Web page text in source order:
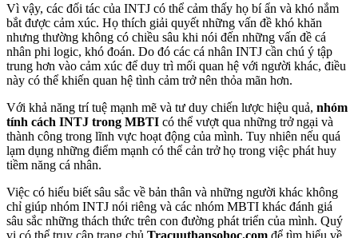
Vì vậy, các đối tác của INTJ có thể cảm thấy họ bí ẩn và khó nắm
bắt được cảm xúc. Họ thích giải quyết những vấn đề khó khăn
nhưng thường không có chiều sâu khi nói đến những vấn đề cá
nhân phi logic, khó đoán. Do đó các cá nhân INTJ cần chú ý tập
trung hơn vào cảm xúc để duy trì mối quan hệ với người khác, điều
này có thể khiến quan hệ tình cảm trở nên thỏa mãn hơn.
Với khả năng trí tuệ mạnh mẽ và tư duy chiến lược hiệu quả, nhóm
tính cách INTJ trong MBTI có thể vượt qua những trở ngại và
thành công trong lĩnh vực hoạt động của mình. Tuy nhiên nếu quá
lạm dụng những điểm mạnh có thể cản trở họ trong việc phát huy
tiềm năng cá nhân.
Việc có hiểu biết sâu sắc về bản thân và những người khác không
chỉ giúp nhóm INTJ nói riêng và các nhóm MBTI khác đánh giá
sâu sắc những thách thức trên con đường phát triển của mình. Quý
vị có thể truy cập trang chủ Tracuuthansohoc.com để tìm hiểu về